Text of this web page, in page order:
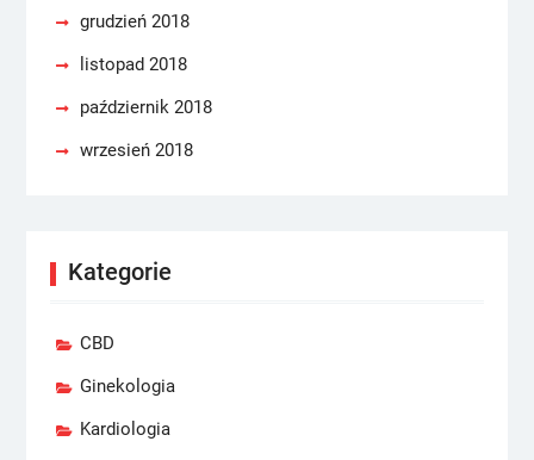
grudzień 2018
listopad 2018
październik 2018
wrzesień 2018
Kategorie
CBD
Ginekologia
Kardiologia